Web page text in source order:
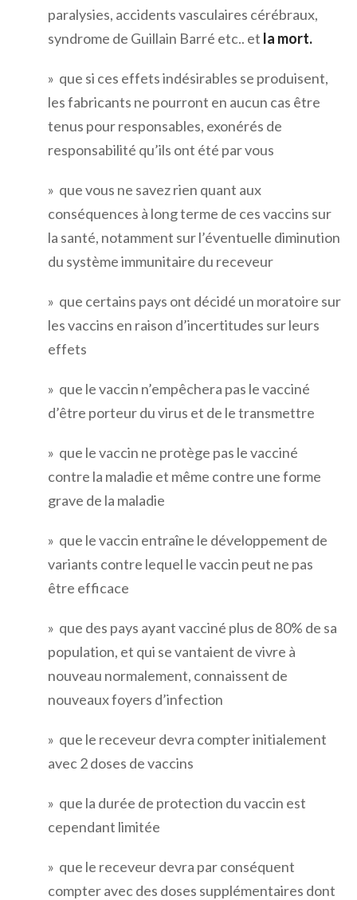
paralysies, accidents vasculaires cérébraux,
syndrome de Guillain Barré etc.. et la mort.
» que si ces effets indésirables se produisent,
les fabricants ne pourront en aucun cas être
tenus pour responsables, exonérés de
responsabilité qu’ils ont été par vous
» que vous ne savez rien quant aux
conséquences à long terme de ces vaccins sur
la santé, notamment sur l’éventuelle diminution
du système immunitaire du receveur
» que certains pays ont décidé un moratoire sur
les vaccins en raison d’incertitudes sur leurs
effets
» que le vaccin n’empêchera pas le vacciné
d’être porteur du virus et de le transmettre
» que le vaccin ne protège pas le vacciné
contre la maladie et même contre une forme
grave de la maladie
» que le vaccin entraîne le développement de
variants contre lequel le vaccin peut ne pas
être efficace
» que des pays ayant vacciné plus de 80% de sa
population, et qui se vantaient de vivre à
nouveau normalement, connaissent de
nouveaux foyers d’infection
» que le receveur devra compter initialement
avec 2 doses de vaccins
» que la durée de protection du vaccin est
cependant limitée
» que le receveur devra par conséquent
compter avec des doses supplémentaires dont